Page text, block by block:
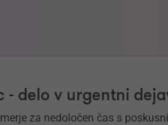
- delo v urgentni
za nedoločen čas s